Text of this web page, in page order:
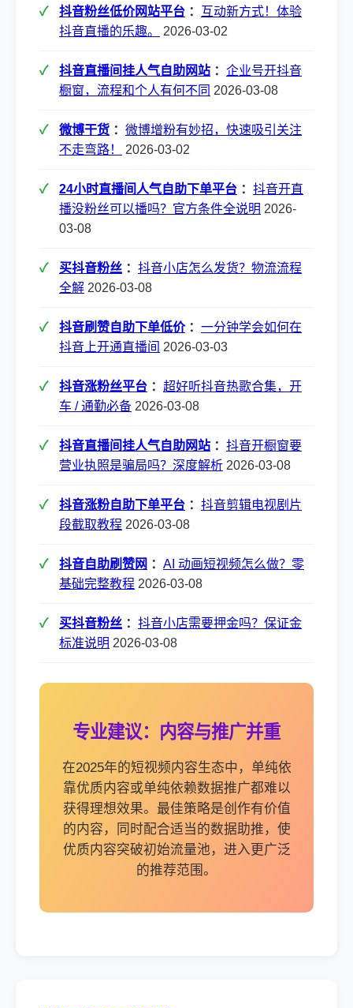
抖音粉丝低价网站平台 ： 互动新方式！体验
抖音直播的乐趣。
2026-03-02
抖音直播间挂人气自助网站 ： 企业号开抖音
橱窗，流程和个人有何不同 2026-03-08
微博干货 ： 微博增粉有妙招，快速吸引关注
不走弯路！
2026-03-02
24小时直播间人气自助下单平台 ： 抖音开直
播没粉丝可以播吗？官方条件全说明 2026-
03-08
买抖音粉丝 ： 抖音小店怎么发货？物流流程
全解 2026-03-08
抖音刷赞自助下单低价： 一分钟学会如何在
抖音上开通直播间 2026-03-03
抖音涨粉丝平台 ： 超好听抖音热歌合集，开
车 / 通勤必备 2026-03-08
抖音直播间挂人气自助网站 ： 抖音开橱窗要
营业执照是骗局吗？深度解析 2026-03-08
抖音涨粉自助下单平台 ： 抖音剪辑电视剧片
段截取教程 2026-03-08
抖音自助刷赞网 ： AI 动画短视频怎么做？零
基础完整教程 2026-03-08
买抖音粉丝 ： 抖音小店需要押金吗？保证金
标准说明 2026-03-08
专业建议：内容与推广并重
在2025年的短视频内容生态中，单纯依
靠优质内容或单纯依赖数据推广都难以
获得理想效果。最佳策略是创作有价值
的内容，同时配合适当的数据助推，使
优质内容突破初始流量池，进入更广泛
的推荐范围。